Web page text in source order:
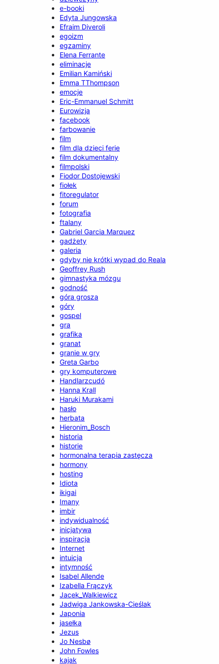
e-booki
Edyta Jungowska
Efraim Diveroli
egoizm
egzaminy
Elena Ferrante
eliminacje
Emilian Kamiński
Emma TThompson
emocje
Eric-Emmanuel Schmitt
Eurowizja
facebook
farbowanie
film
film dla dzieci ferie
film dokumentalny
filmpolski
Fiodor Dostojewski
fiołek
fitoregulator
forum
fotografia
ftalany
Gabriel Garcia Marquez
gadżety
galeria
gdyby nie krótki wypad do Reala
Geoffrey Rush
gimnastyka mózgu
godność
góra grosza
góry
gospel
gra
grafika
granat
granie w gry
Greta Garbo
gry komputerowe
Handlarzcudó
Hanna Krall
Haruki Murakami
hasło
herbata
Hieronim_Bosch
historia
historie
hormonalna terapia zastęcza
hormony
hosting
Idiota
ikigai
Imany
imbir
indywidualność
inicjatywa
inspiracja
Internet
intuicja
intymność
Isabel Allende
Izabella Frączyk
Jacek_Walkiewicz
Jadwiga Jankowska-Cieślak
Japonia
jasełka
Jezus
Jo Nesbø
John Fowles
kajak